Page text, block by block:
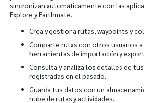
sincronizan automáticamente con las
Explore y Earthmate.
Crea y gestiona rutas, waypoints y
Comparte rutas con otros usuarios a
herramientas de importación y
Consulta y analiza los detalles de
registradas en el pasado.
Guarda tus datos con un
nube de rutas y actividades.